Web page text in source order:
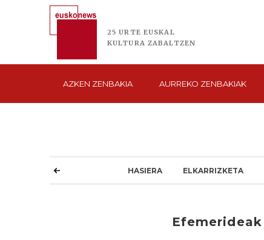
25 URTE EUSKAL
KULTURA ZABALTZEN
AZKEN ZENBAKIA AURREKO ZENBAKIAK
HASIERA ELKARRIZKETA
Efemerideak